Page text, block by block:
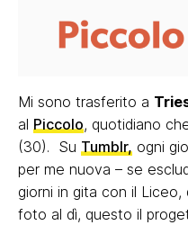
Mi sono trasferito a
al Piccolo, quotidiano
(30). Su Tumblr, ogni
per me nuova – se
giorni in gita con il
foto al dì, questo il